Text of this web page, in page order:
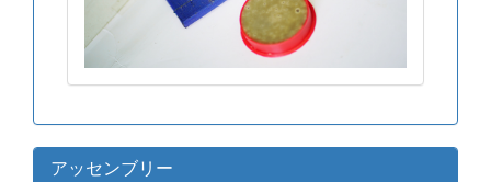
アッセンブリー